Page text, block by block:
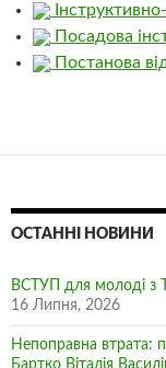
Посадова
Постанова
ОСТАННІ НОВИНИ
ВСТУП для молоді з
16 Липня, 2026
Непоправна втрата:
Бартко Віталія